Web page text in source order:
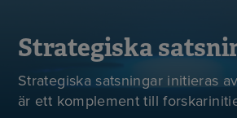
Strategiska
Strategiska satsningar initieras
är ett komplement till